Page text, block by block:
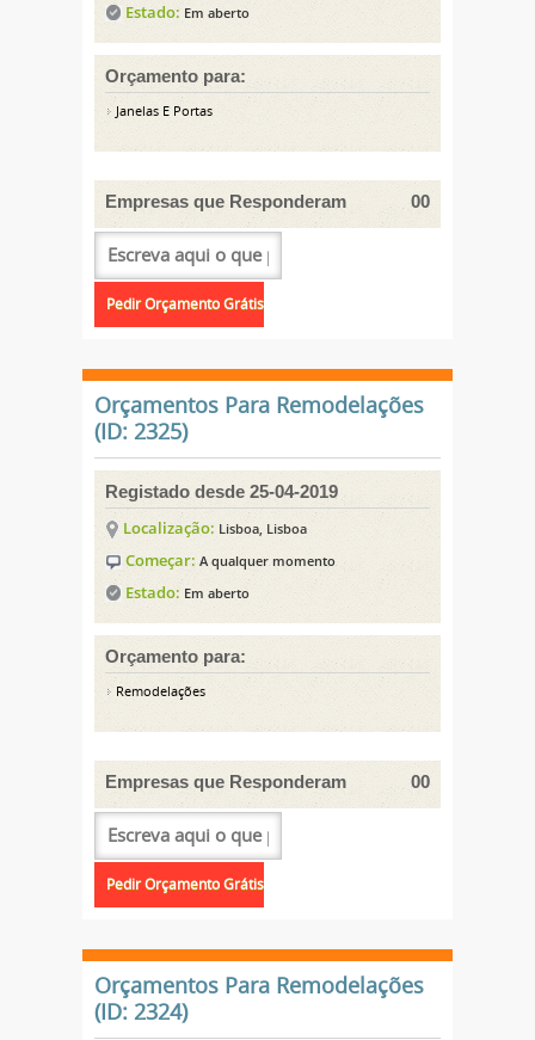
Estado: Em aberto
Orçamento para:
Janelas E Portas
Empresas que Responderam 00
Orçamentos Para Remodelações
(ID: 2325)
Registado desde 25-04-2019
Localização: Lisboa, Lisboa
Começar: A qualquer momento
Estado: Em aberto
Orçamento para:
Remodelações
Empresas que Responderam 00
Orçamentos Para Remodelações
(ID: 2324)